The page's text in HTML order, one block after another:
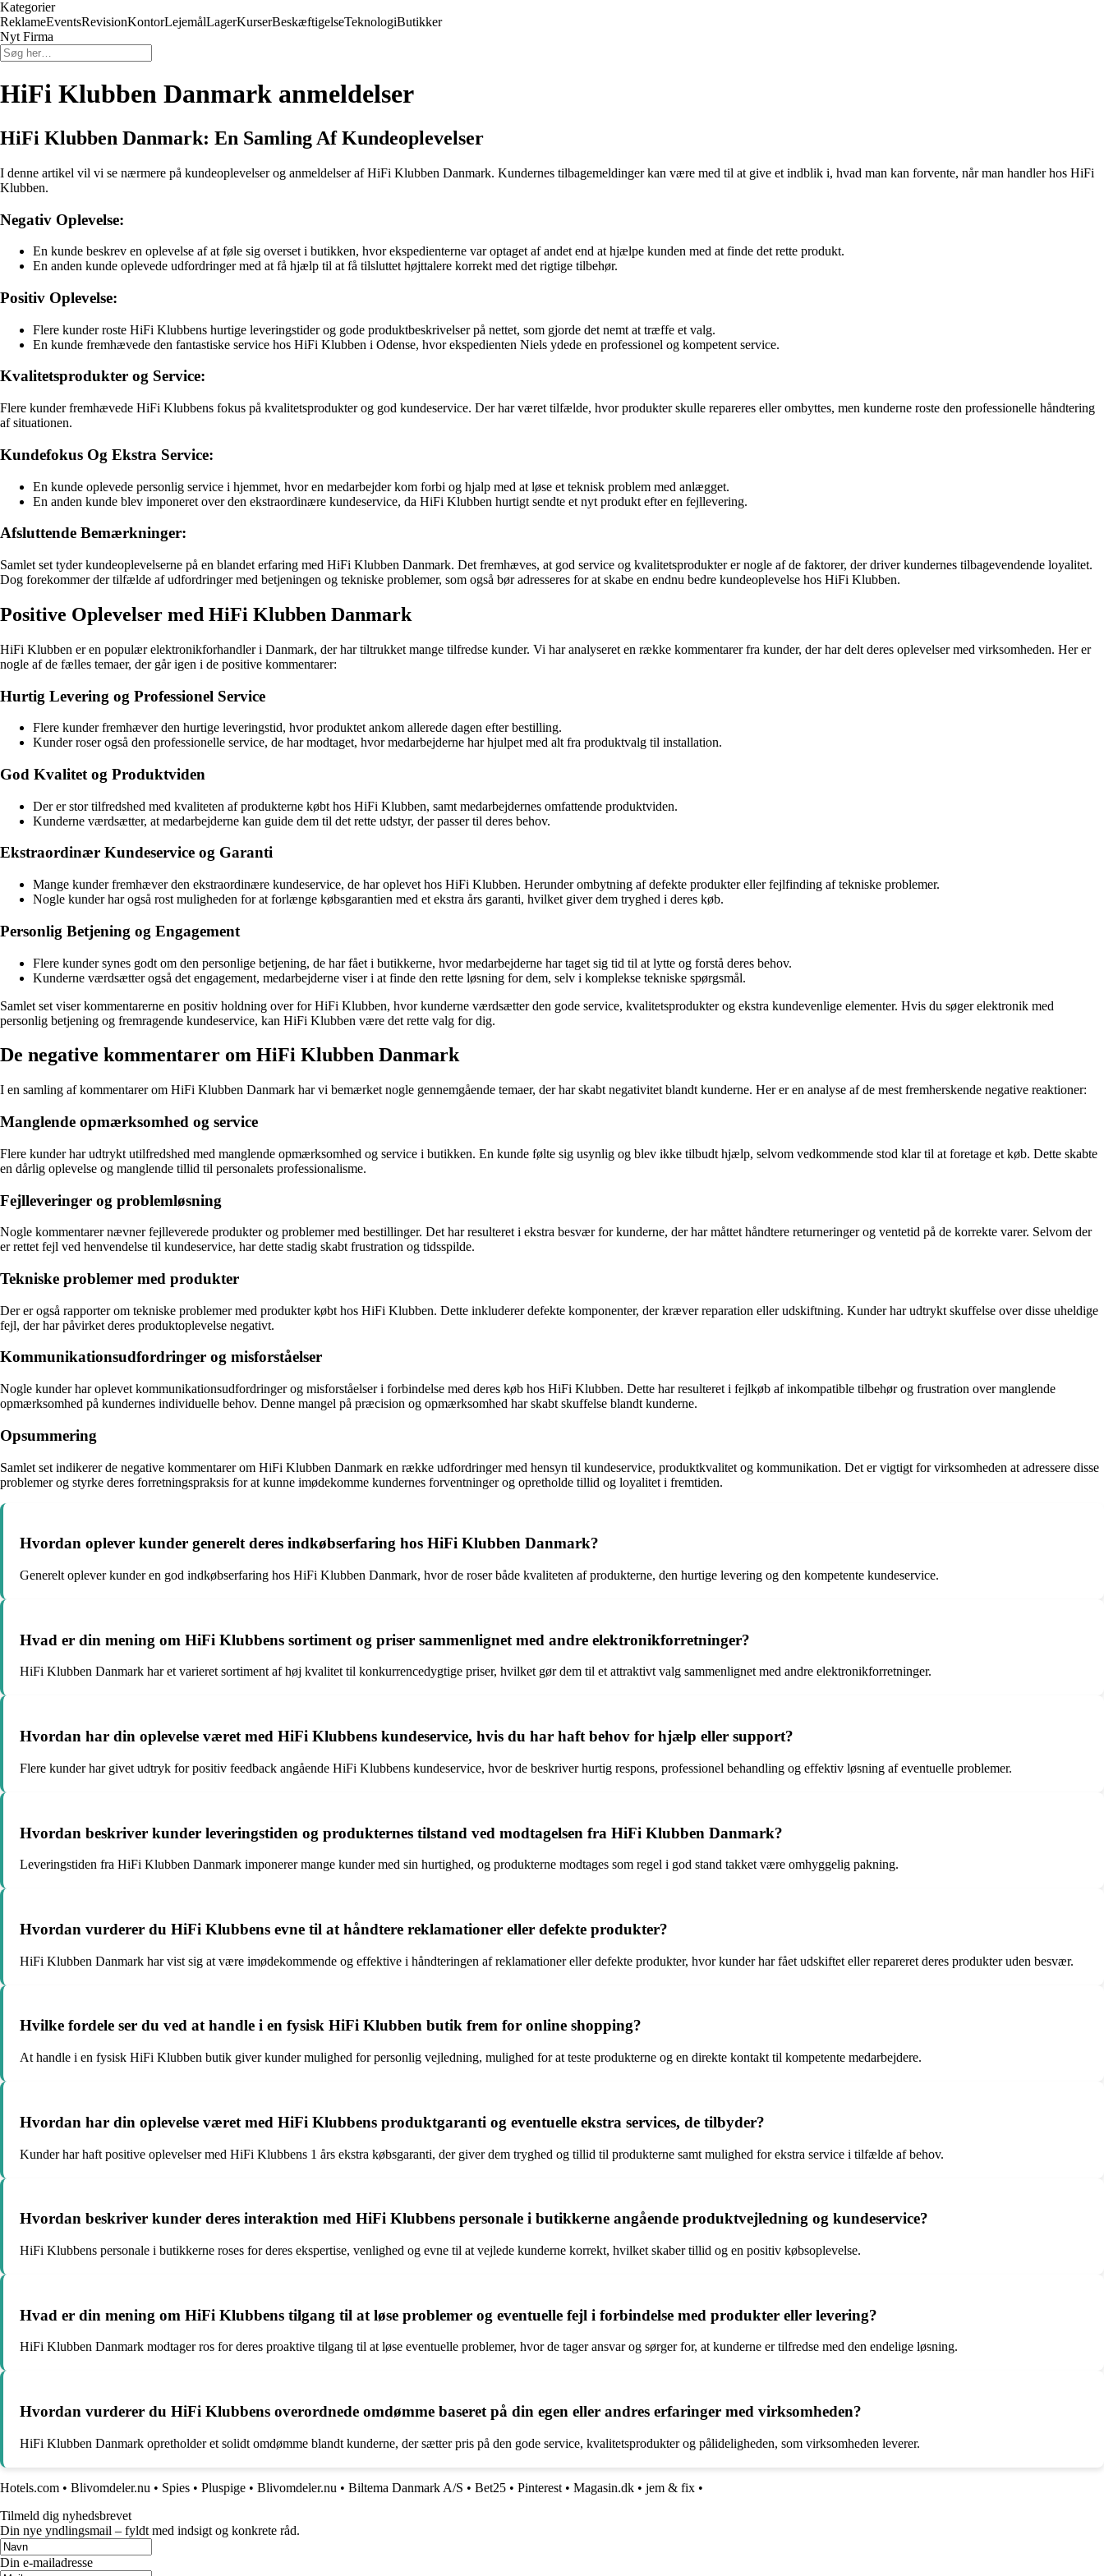
Kategorier
ReklameEventsRevisionKontorLejemålLagerKurserBeskæftigelseTeknologiButikker
Nyt Firma
HiFi Klubben Danmark anmeldelser
HiFi Klubben Danmark: En Samling Af Kundeoplevelser
I denne artikel vil vi se nærmere på kundeoplevelser og anmeldelser af HiFi Klubben Danmark. Kundernes tilbagemeldinger kan være med til at give et indblik i, hvad man kan forvente, når man handler hos HiFi
Klubben.
Negativ Oplevelse:
En kunde beskrev en oplevelse af at føle sig overset i butikken, hvor ekspedienterne var optaget af andet end at hjælpe kunden med at finde det rette produkt.
En anden kunde oplevede udfordringer med at få hjælp til at få tilsluttet højttalere korrekt med det rigtige tilbehør.
Positiv Oplevelse:
Flere kunder roste HiFi Klubbens hurtige leveringstider og gode produktbeskrivelser på nettet, som gjorde det nemt at træffe et valg.
En kunde fremhævede den fantastiske service hos HiFi Klubben i Odense, hvor ekspedienten Niels ydede en professionel og kompetent service.
Kvalitetsprodukter og Service:
Flere kunder fremhævede HiFi Klubbens fokus på kvalitetsprodukter og god kundeservice. Der har været tilfælde, hvor produkter skulle repareres eller ombyttes, men kunderne roste den professionelle håndtering
af situationen.
Kundefokus Og Ekstra Service:
En kunde oplevede personlig service i hjemmet, hvor en medarbejder kom forbi og hjalp med at løse et teknisk problem med anlægget.
En anden kunde blev imponeret over den ekstraordinære kundeservice, da HiFi Klubben hurtigt sendte et nyt produkt efter en fejllevering.
Afsluttende Bemærkninger:
Samlet set tyder kundeoplevelserne på en blandet erfaring med HiFi Klubben Danmark. Det fremhæves, at god service og kvalitetsprodukter er nogle af de faktorer, der driver kundernes tilbagevendende loyalitet.
Dog forekommer der tilfælde af udfordringer med betjeningen og tekniske problemer, som også bør adresseres for at skabe en endnu bedre kundeoplevelse hos HiFi Klubben.
Positive Oplevelser med HiFi Klubben Danmark
HiFi Klubben er en populær elektronikforhandler i Danmark, der har tiltrukket mange tilfredse kunder. Vi har analyseret en række kommentarer fra kunder, der har delt deres oplevelser med virksomheden. Her er
nogle af de fælles temaer, der går igen i de positive kommentarer:
Hurtig Levering og Professionel Service
Flere kunder fremhæver den hurtige leveringstid, hvor produktet ankom allerede dagen efter bestilling.
Kunder roser også den professionelle service, de har modtaget, hvor medarbejderne har hjulpet med alt fra produktvalg til installation.
God Kvalitet og Produktviden
Der er stor tilfredshed med kvaliteten af produkterne købt hos HiFi Klubben, samt medarbejdernes omfattende produktviden.
Kunderne værdsætter, at medarbejderne kan guide dem til det rette udstyr, der passer til deres behov.
Ekstraordinær Kundeservice og Garanti
Mange kunder fremhæver den ekstraordinære kundeservice, de har oplevet hos HiFi Klubben. Herunder ombytning af defekte produkter eller fejlfinding af tekniske problemer.
Nogle kunder har også rost muligheden for at forlænge købsgarantien med et ekstra års garanti, hvilket giver dem tryghed i deres køb.
Personlig Betjening og Engagement
Flere kunder synes godt om den personlige betjening, de har fået i butikkerne, hvor medarbejderne har taget sig tid til at lytte og forstå deres behov.
Kunderne værdsætter også det engagement, medarbejderne viser i at finde den rette løsning for dem, selv i komplekse tekniske spørgsmål.
Samlet set viser kommentarerne en positiv holdning over for HiFi Klubben, hvor kunderne værdsætter den gode service, kvalitetsprodukter og ekstra kundevenlige elementer. Hvis du søger elektronik med
personlig betjening og fremragende kundeservice, kan HiFi Klubben være det rette valg for dig.
De negative kommentarer om HiFi Klubben Danmark
I en samling af kommentarer om HiFi Klubben Danmark har vi bemærket nogle gennemgående temaer, der har skabt negativitet blandt kunderne. Her er en analyse af de mest fremherskende negative reaktioner:
Manglende opmærksomhed og service
Flere kunder har udtrykt utilfredshed med manglende opmærksomhed og service i butikken. En kunde følte sig usynlig og blev ikke tilbudt hjælp, selvom vedkommende stod klar til at foretage et køb. Dette skabte
en dårlig oplevelse og manglende tillid til personalets professionalisme.
Fejlleveringer og problemløsning
Nogle kommentarer nævner fejlleverede produkter og problemer med bestillinger. Det har resulteret i ekstra besvær for kunderne, der har måttet håndtere returneringer og ventetid på de korrekte varer. Selvom der
er rettet fejl ved henvendelse til kundeservice, har dette stadig skabt frustration og tidsspilde.
Tekniske problemer med produkter
Der er også rapporter om tekniske problemer med produkter købt hos HiFi Klubben. Dette inkluderer defekte komponenter, der kræver reparation eller udskiftning. Kunder har udtrykt skuffelse over disse uheldige
fejl, der har påvirket deres produktoplevelse negativt.
Kommunikationsudfordringer og misforståelser
Nogle kunder har oplevet kommunikationsudfordringer og misforståelser i forbindelse med deres køb hos HiFi Klubben. Dette har resulteret i fejlkøb af inkompatible tilbehør og frustration over manglende
opmærksomhed på kundernes individuelle behov. Denne mangel på præcision og opmærksomhed har skabt skuffelse blandt kunderne.
Opsummering
Samlet set indikerer de negative kommentarer om HiFi Klubben Danmark en række udfordringer med hensyn til kundeservice, produktkvalitet og kommunikation. Det er vigtigt for virksomheden at adressere disse
problemer og styrke deres forretningspraksis for at kunne imødekomme kundernes forventninger og opretholde tillid og loyalitet i fremtiden.
Hvordan oplever kunder generelt deres indkøbserfaring hos HiFi Klubben Danmark?
Generelt oplever kunder en god indkøbserfaring hos HiFi Klubben Danmark, hvor de roser både kvaliteten af produkterne, den hurtige levering og den kompetente kundeservice.
Hvad er din mening om HiFi Klubbens sortiment og priser sammenlignet med andre elektronikforretninger?
HiFi Klubben Danmark har et varieret sortiment af høj kvalitet til konkurrencedygtige priser, hvilket gør dem til et attraktivt valg sammenlignet med andre elektronikforretninger.
Hvordan har din oplevelse været med HiFi Klubbens kundeservice, hvis du har haft behov for hjælp eller support?
Flere kunder har givet udtryk for positiv feedback angående HiFi Klubbens kundeservice, hvor de beskriver hurtig respons, professionel behandling og effektiv løsning af eventuelle problemer.
Hvordan beskriver kunder leveringstiden og produkternes tilstand ved modtagelsen fra HiFi Klubben Danmark?
Leveringstiden fra HiFi Klubben Danmark imponerer mange kunder med sin hurtighed, og produkterne modtages som regel i god stand takket være omhyggelig pakning.
Hvordan vurderer du HiFi Klubbens evne til at håndtere reklamationer eller defekte produkter?
HiFi Klubben Danmark har vist sig at være imødekommende og effektive i håndteringen af reklamationer eller defekte produkter, hvor kunder har fået udskiftet eller repareret deres produkter uden besvær.
Hvilke fordele ser du ved at handle i en fysisk HiFi Klubben butik frem for online shopping?
At handle i en fysisk HiFi Klubben butik giver kunder mulighed for personlig vejledning, mulighed for at teste produkterne og en direkte kontakt til kompetente medarbejdere.
Hvordan har din oplevelse været med HiFi Klubbens produktgaranti og eventuelle ekstra services, de tilbyder?
Kunder har haft positive oplevelser med HiFi Klubbens 1 års ekstra købsgaranti, der giver dem tryghed og tillid til produkterne samt mulighed for ekstra service i tilfælde af behov.
Hvordan beskriver kunder deres interaktion med HiFi Klubbens personale i butikkerne angående produktvejledning og kundeservice?
HiFi Klubbens personale i butikkerne roses for deres ekspertise, venlighed og evne til at vejlede kunderne korrekt, hvilket skaber tillid og en positiv købsoplevelse.
Hvad er din mening om HiFi Klubbens tilgang til at løse problemer og eventuelle fejl i forbindelse med produkter eller levering?
HiFi Klubben Danmark modtager ros for deres proaktive tilgang til at løse eventuelle problemer, hvor de tager ansvar og sørger for, at kunderne er tilfredse med den endelige løsning.
Hvordan vurderer du HiFi Klubbens overordnede omdømme baseret på din egen eller andres erfaringer med virksomheden?
HiFi Klubben Danmark opretholder et solidt omdømme blandt kunderne, der sætter pris på den gode service, kvalitetsprodukter og pålideligheden, som virksomheden leverer.
Hotels.com • Blivomdeler.nu • Spies • Pluspige • Blivomdeler.nu • Biltema Danmark A/S • Bet25 • Pinterest • Magasin.dk • jem & fix •
Tilmeld dig nyhedsbrevet
Din nye yndlingsmail – fyldt med indsigt og konkrete råd.
Din e-mailadresse